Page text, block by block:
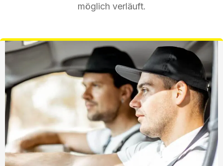
möglich verläuft.